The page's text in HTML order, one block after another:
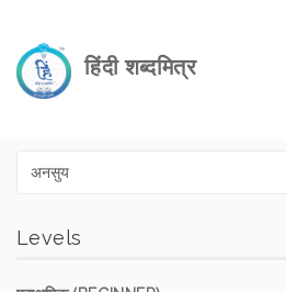
हिंदी शब्दमित्र
Levels